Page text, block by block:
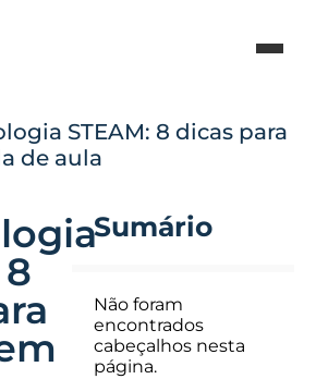
STEAM: 8 dicas para
de aula
Sumário
Não foram
encontrados
cabeçalhos nesta
página.